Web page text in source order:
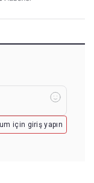
için giriş yapın